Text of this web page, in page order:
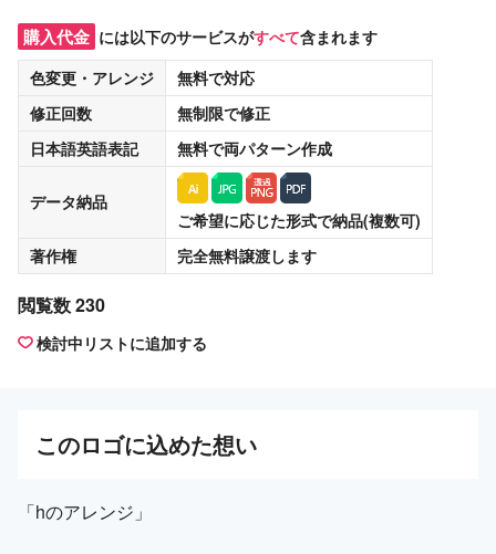
購入代金 には以下のサービスがすべて含まれます
色変更・アレンジ
無料で対応
修正回数
無制限で修正
日本語英語表記
無料で両パターン作成
データ納品
ご希望に応じた形式で納品(複数可)
著作権
完全無料譲渡します
閲覧数 230
検討中リストに追加する
このロゴに込めた想い
「hのアレンジ」